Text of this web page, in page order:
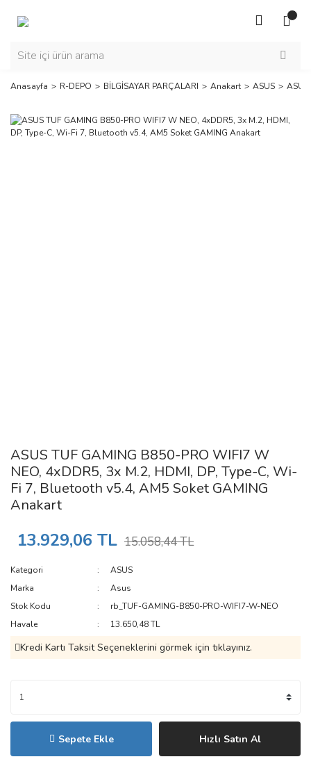
Anasayfa R-DEPO BİLGİSAYAR PARÇALARI Anakart ASUS
ASUS TUF GAMING B850-PRO WIFI7 W
NEO, 4xDDR5, 3x M.2, HDMI, DP, Type-C, Wi-
Fi 7, Bluetooth v5.4, AM5 Soket GAMING
Anakart
13.929,06 TL 15.058,44 TL
Kategori
ASUS
Marka
Asus
Stok Kodu
rb_TUF-GAMING-B850-PRO-WIFI7-W-NEO
Havale
13.650,48 TL
Kredi Kartı Taksit Seçeneklerini görmek için tıklayınız.
Sepete Ekle Hızlı Satın Al